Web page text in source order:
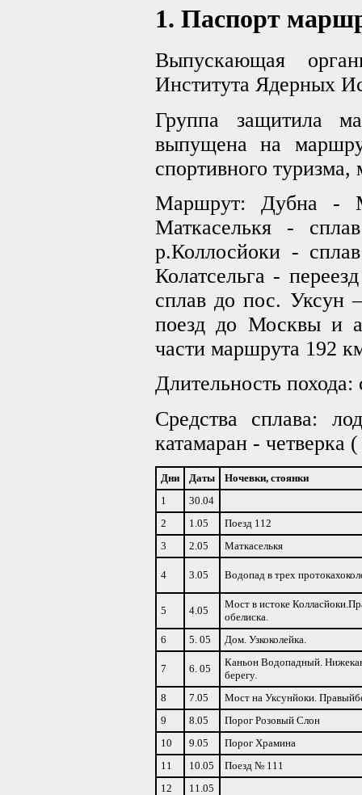
1. Паспорт
Выпускающая
Института Ядерных
Группа защитила
выпущена на
спортивного
Маршрут: Дубна -
Маткаселькя -
р.Коллосйоки -
Колатсельга -
сплав до пос.
поезд до Москвы и
части маршрута 192
Длительность
Средства сплава:
катамаран - четверка
Дни Даты
Ночевки, стоянки
1
30.04
2
1.05
Поезд 112
3
2.05 Маткаселькя
4 3.05 Водопад в трех
5 4.05
Мост в истоке
обелиска.
6
5. 05 Дом. Узкоколейка.
7 6. 05
Каньон Водопадный.
берегу.
8
7.05
Мост на Уксунйоки.
9
8.05
Порог Розовый Слон
10
9.05
Порог Храмина
11
10.05
Поезд № 111
12
11.05